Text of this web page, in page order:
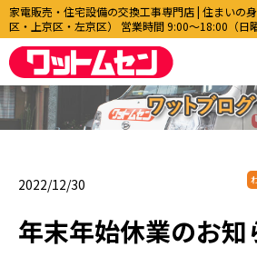
家電販売・住宅設備の交換工事専門店 | 住まいの
区・上京区・左京区） 営業時間 9:00〜18:00（日
2022/12/30
年末年始休業のお知